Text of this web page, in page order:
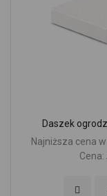
Daszek
Najniższa cena
Cena:
Dodaj